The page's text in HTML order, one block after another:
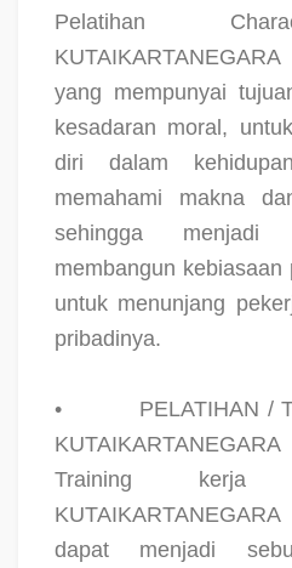
Pelatihan
KUTAIKARTANEGARA
yang mempunyai
kesadaran moral,
diri dalam
memahami makna
sehingga menjadi
membangun
untuk menunjang
pribadinya.
•
PELATIHAN /
KUTAIKARTANEGARA
Training kerja
KUTAIKARTANEGARA
dapat menjadi